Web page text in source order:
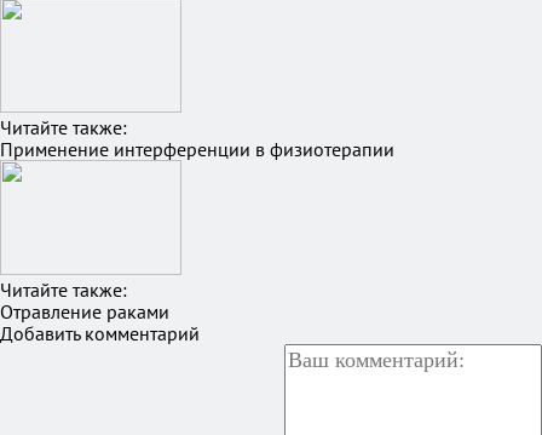
Читайте также:
Применение интерференции в физиотерапии
Читайте также:
Отравление раками
Добавить комментарий